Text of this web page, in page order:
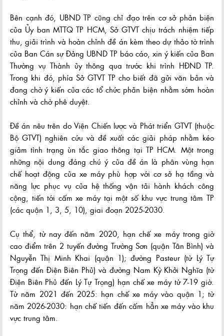
Bên cạnh đó, UBND TP cũng chỉ đạo trên cơ sở phản biện
của Ủy ban MTTQ TP HCM, Sở GTVT chịu trách nhiệm tiếp
thu, giải trình và hoàn chỉnh đề án kèm theo dự thảo tờ trình
của Ban Cán sự Đảng UBND TP báo cáo, xin ý kiến của Ban
Thường vụ Thành ủy thông qua trước khi trình HĐND TP.
Trong khi đó, phía Sở GTVT TP cho biết đã gửi văn bản và
đang chờ ý kiến của các tổ chức phản biện nhằm sớm hoàn
chỉnh và chờ phê duyệt.
Đề án nêu trên do Viện Chiến lược và Phát triển GTVT (thuộc
Bộ GTVT) nghiên cứu và đề xuất các giải pháp nhằm kéo
giảm tình trạng ùn tắc giao thông tại TP HCM. Một trong
những nội dung đáng chú ý của đề án là phân vùng hạn
chế hoạt động của xe máy phù hợp với cơ sở hạ tầng và
năng lực phục vụ của hệ thống vận tải hành khách công
cộng, tiến tới cấm xe máy tại một số khu vực trung tâm TP
(các quận 1, 3, 5, 10), giai đoạn 2025-2030.
Cụ thể, từ nay đến năm 2020, hạn chế xe máy trong giờ
cao điểm trên 2 tuyến đường Trường Sơn (quận Tân Bình) và
Nguyễn Thị Minh Khai (quận 1); đường Pasteur (từ Lý Tự
Trọng đến Điện Biên Phủ) và đường Nam Kỳ Khởi Nghĩa (từ
Điện Biên Phủ đến Lý Tự Trọng) hạn chế xe máy từ 7-19 giờ.
Từ năm 2021 đến 2025: hạn chế xe máy vào quận 1; từ
năm 2026-2030: hạn chế tiến đến cấm hẳn xe máy vào khu
vực trung tâm.